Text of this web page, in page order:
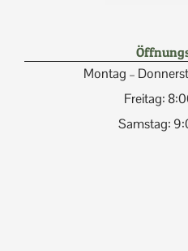
Montag –
Freitag:
Samstag: